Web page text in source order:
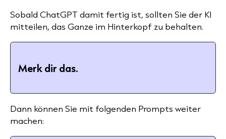
Sobald ChatGPT damit fertig ist, sollten Sie der KI
mitteilen, das Ganze im Hinterkopf zu behalten.
Merk dir das.
Dann können Sie mit folgenden Prompts weiter
machen: